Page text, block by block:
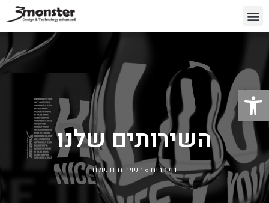
פתח סרגל נגישות
השירותים שלנו
דף הבית» השירותים שלנו